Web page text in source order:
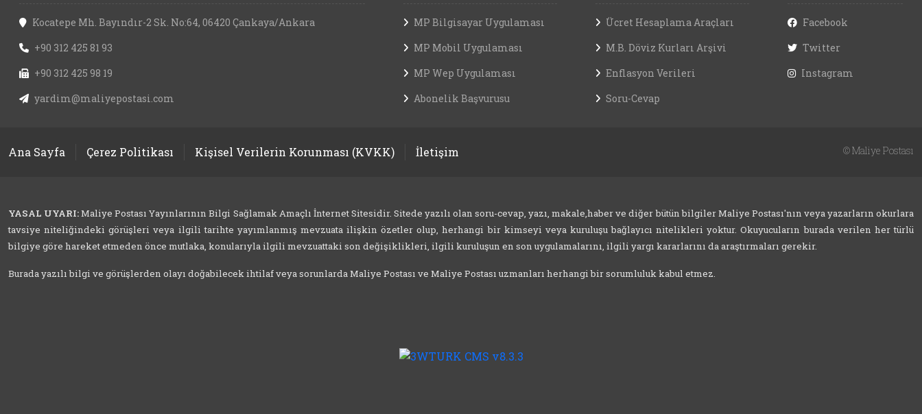
Kocatepe Mh. Bayındır-2 Sk. No:64, 06420 Çankaya/Ankara
+90 312 425 81 93
+90 312 425 98 19
yardim@maliyepostasi.com
MP Bilgisayar Uygulaması
MP Mobil Uygulaması
MP Wep Uygulaması
Abonelik Başvurusu
Ücret Hesaplama Araçları
M.B. Döviz Kurları Arşivi
Enflasyon Verileri
Soru-Cevap
Facebook
Twitter
Instagram
Ana Sayfa Çerez Politikası Kişisel Verilerin Korunması (KVKK) İletişim ©Maliye Postası
YASAL UYARI:Maliye Postası Yayınlarının Bilgi Sağlamak Amaçlı İnternet Sitesidir. Sitede yazılı olan soru-cevap, yazı, makale,haber ve diğer bütün bilgiler Maliye Postası'nın veya yazarların okurlara
tavsiye niteliğindeki görüşleri veya ilgili tarihte yayımlanmış mevzuata ilişkin özetler olup, herhangi bir kimseyi veya kuruluşu bağlayıcı nitelikleri yoktur. Okuyucuların burada verilen her türlü
bilgiye göre hareket etmeden önce mutlaka, konularıyla ilgili mevzuattaki son değişiklikleri, ilgili kuruluşun en son uygulamalarını, ilgili yargı kararlarını da araştırmaları gerekir.
Burada yazılı bilgi ve görüşlerden olayı doğabilecek ihtilaf veya sorunlarda Maliye Postası ve Maliye Postası uzmanları herhangi bir sorumluluk kabul etmez.